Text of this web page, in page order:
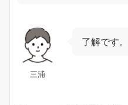
三浦
了解です。